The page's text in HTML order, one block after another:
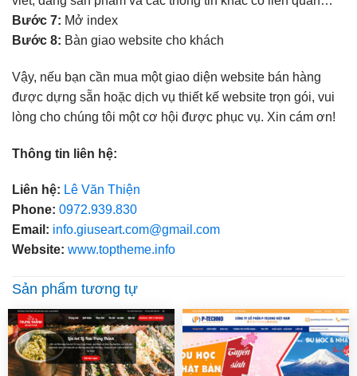
Bước 7: Mở index
Bước 8: Bàn giao website cho khách
Vậy, nếu bạn cần mua một giao diện website bán hàng
được dựng sẵn hoặc dịch vụ thiết kế website trọn gói, vui
lòng cho chúng tôi một cơ hội được phục vụ. Xin cám ơn!
Thông tin liên hệ:
Liên hệ: Lê Văn Thiện
Phone: 0972.939.830
Email: info.giuseart.com@gmail.com
Website: www.toptheme.info
Sản phẩm tương tự